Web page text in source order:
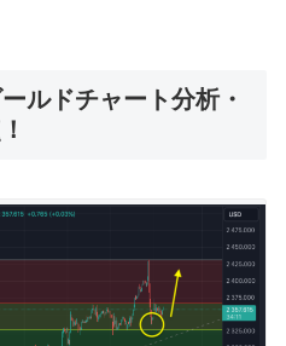
ルドチャート分析・